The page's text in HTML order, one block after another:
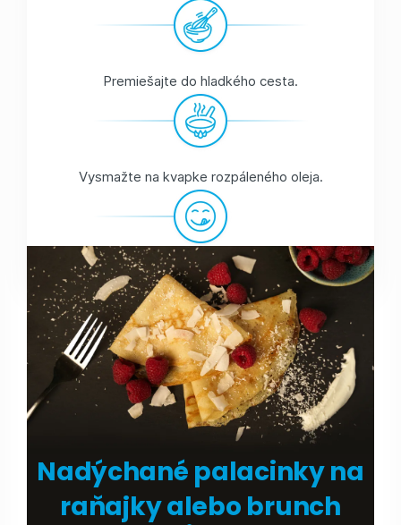
Premiešajte do hladkého cesta.
Vysmažte na kvapke rozpáleného oleja.
Z jednej porcie vám vyjdú 2 krásne tenké palacinky.
Nadýchané palacinky na
raňajky alebo brunch